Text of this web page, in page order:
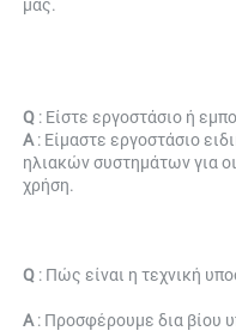
μας.
Q : Είστε εργοστάσιο ή
Α : Είμαστε εργοστάσιο
ηλιακών συστημάτων για
χρήση.
Q : Πώς είναι η τεχνική
Α : Προσφέρουμε δια βίου